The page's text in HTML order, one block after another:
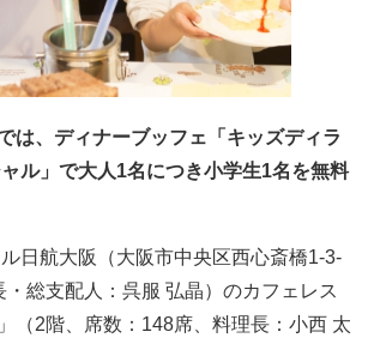
は、ディナーブッフェ「キッズディラ
ル」で大人1名につき小学生1名を無料
日航大阪（大阪市中央区西心斎橋1-3-
総支配人：呉服 弘晶）のカフェレス
（2階、席数：148席、料理長：小西 太